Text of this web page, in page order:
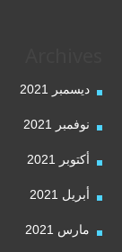
ديسمبر 2021
نوفمبر 2021
أكتوبر 2021
أبريل 2021
مارس 2021